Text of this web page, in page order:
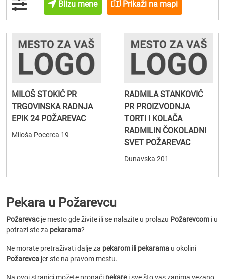
Blizu mene Prikaži na mapi
MILOŠ STOKIĆ PR
TRGOVINSKA RADNJA
EPIK 24 POŽAREVAC
Miloša Pocerca 19
RADMILA STANKOVIĆ
PR PROIZVODNJA
TORTI I KOLAČA
RADMILIN ČOKOLADNI
SVET POŽAREVAC
Dunavska 201
Pekara u Požarevcu
Požarevacje mesto gde živite ili se nalazite u prolazu Požarevcom i u
potrazi ste za pekarama?
Ne morate pretraživati dalje za pekarom ili pekarama u okolini
Požarevca jer ste na pravom mestu.